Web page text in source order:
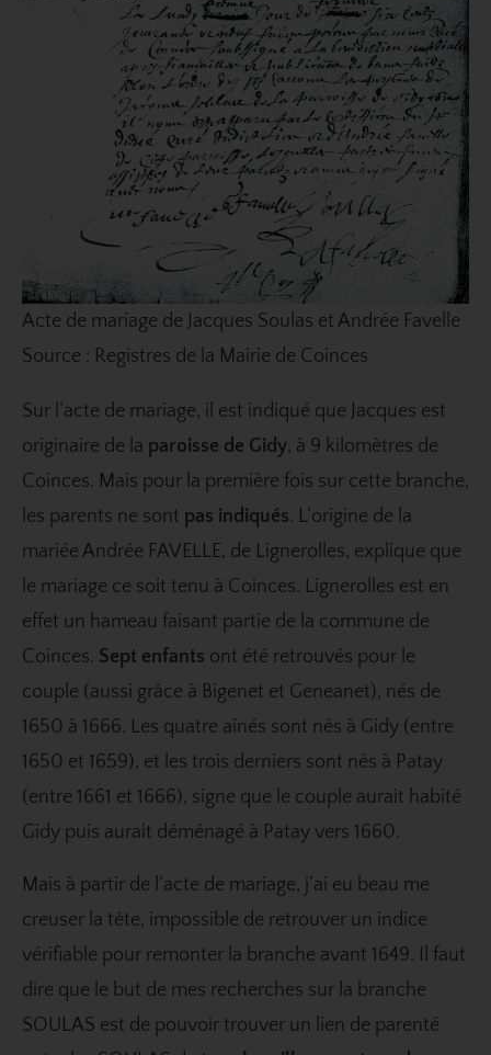
Acte de mariage de Jacques Soulas et Andrée Favelle
Source : Registres de la Mairie de Coinces
Sur l’acte de mariage, il est indiqué que Jacques est
originaire de la paroisse de Gidy, à 9 kilomètres de
Coinces. Mais pour la première fois sur cette branche,
les parents ne sont pas indiqués. L’origine de la
mariée Andrée FAVELLE, de Lignerolles, explique que
le mariage ce soit tenu à Coinces. Lignerolles est en
effet un hameau faisant partie de la commune de
Coinces. Sept enfants ont été retrouvés pour le
couple (aussi grâce à Bigenet et Geneanet), nés de
1650 à 1666. Les quatre aînés sont nés à Gidy (entre
1650 et 1659), et les trois derniers sont nés à Patay
(entre 1661 et 1666), signe que le couple aurait habité
Gidy puis aurait déménagé à Patay vers 1660.
Mais à partir de l’acte de mariage, j’ai eu beau me
creuser la tête, impossible de retrouver un indice
vérifiable pour remonter la branche avant 1649. Il faut
dire que le but de mes recherches sur la branche
SOULAS est de pouvoir trouver un lien de parenté